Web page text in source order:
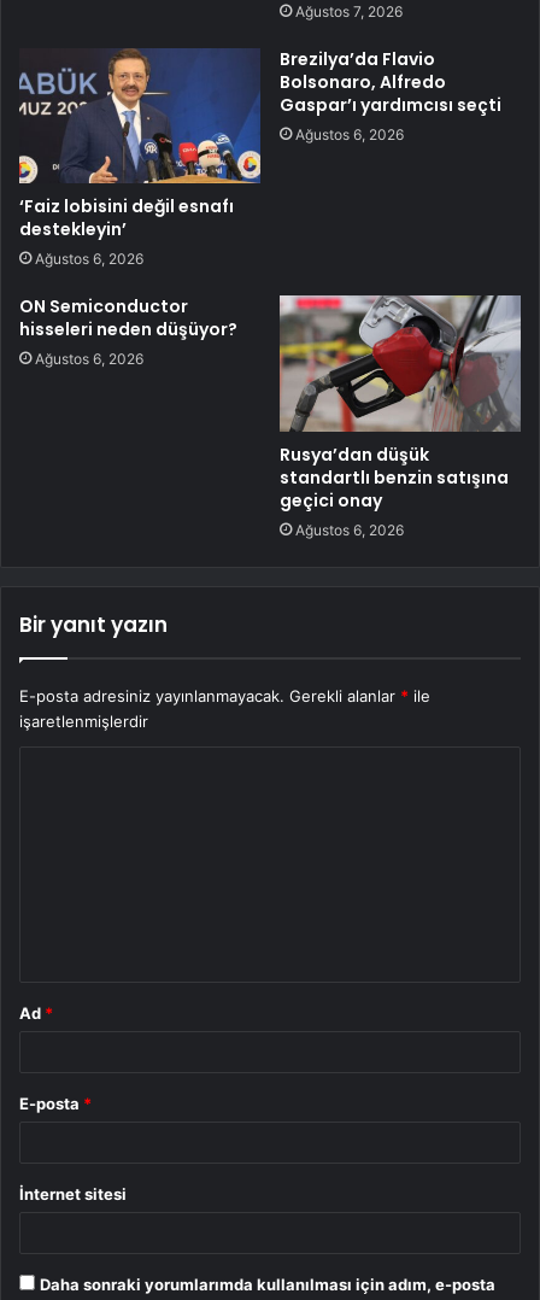
Ağustos 7, 2026
‘Faiz lobisini değil esnafı
destekleyin’
Ağustos 6, 2026
Brezilya’da Flavio
Bolsonaro, Alfredo
Gaspar’ı yardımcısı seçti
Ağustos 6, 2026
ON Semiconductor
hisseleri neden düşüyor?
Ağustos 6, 2026
Rusya’dan düşük
standartlı benzin satışına
geçici onay
Ağustos 6, 2026
Bir yanıt yazın
E-posta adresiniz yayınlanmayacak. Gerekli alanlar * ile
işaretlenmişlerdir
Ad *
E-posta *
İnternet sitesi
Daha sonraki yorumlarımda kullanılması için adım, e-posta